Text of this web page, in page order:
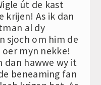
út de kast
krijen! As ik dan
al dy
sjoch om him de
myn nekke!
dan hawwe wy it
beneaming fan